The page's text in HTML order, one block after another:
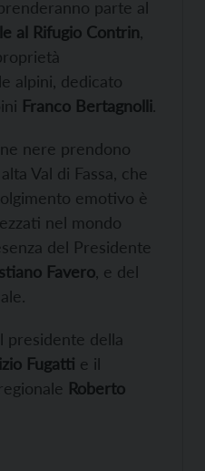
parte al
al Rifugio Contrin
alpini, dedicato
Franco Bertagnolli.
nere prendono
Val di Fassa, che
emotivo è
nel mondo
del Presidente
Favero , e del
presidente della
Fugatti e il
Roberto